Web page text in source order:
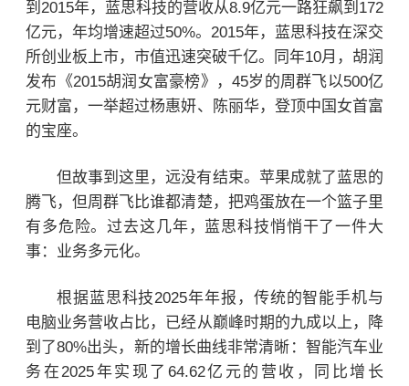
到2015年，蓝思科技的营收从8.9亿元一路狂飙到172
亿元，年均增速超过50%。2015年，蓝思科技在深交
所创业板上市，市值迅速突破千亿。同年10月，胡润
发布《2015胡润女富豪榜》，45岁的周群飞以500亿
元财富，一举超过杨惠妍、 陈丽华，登顶中国女首富
的宝座。
但故事到这里，远没有结束。苹果成就了蓝思的
腾飞，但周群飞比谁都清楚，把鸡蛋放在一个篮子里
有多危险。过去这几年，蓝思科技悄悄干了一件大
事：业务多元化。
根据蓝思科技2025年年报，传统的智能手机与
电脑业务营收占比，已经从巅峰时期的九成以上，降
到了80%出头，新的增长曲线非常清晰：智能汽车业
务在2025年实现了64.62亿元的营收，同比增长